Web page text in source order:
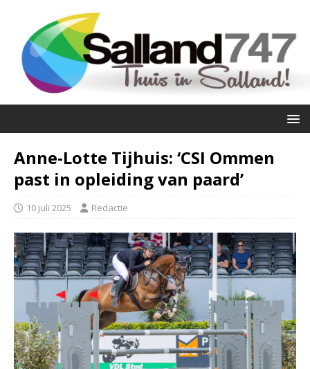
Anne-Lotte Tijhuis: ‘CSI Ommen
past in opleiding van paard’
10 juli 2025 Redactie